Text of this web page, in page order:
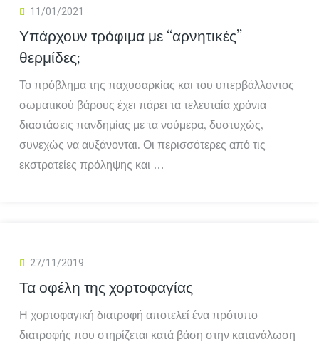
11/01/2021
Υπάρχουν τρόφιμα με “αρνητικές”
θερμίδες;
Το πρόβλημα της παχυσαρκίας και του υπερβάλλοντος
σωματικού βάρους έχει πάρει τα τελευταία χρόνια
διαστάσεις πανδημίας με τα νούμερα, δυστυχώς,
συνεχώς να αυξάνονται. Οι περισσότερες από τις
εκστρατείες πρόληψης και …
27/11/2019
Τα οφέλη της χορτοφαγίας
Η χορτοφαγική διατροφή αποτελεί ένα πρότυπο
διατροφής που στηρίζεται κατά βάση στην κατανάλωση